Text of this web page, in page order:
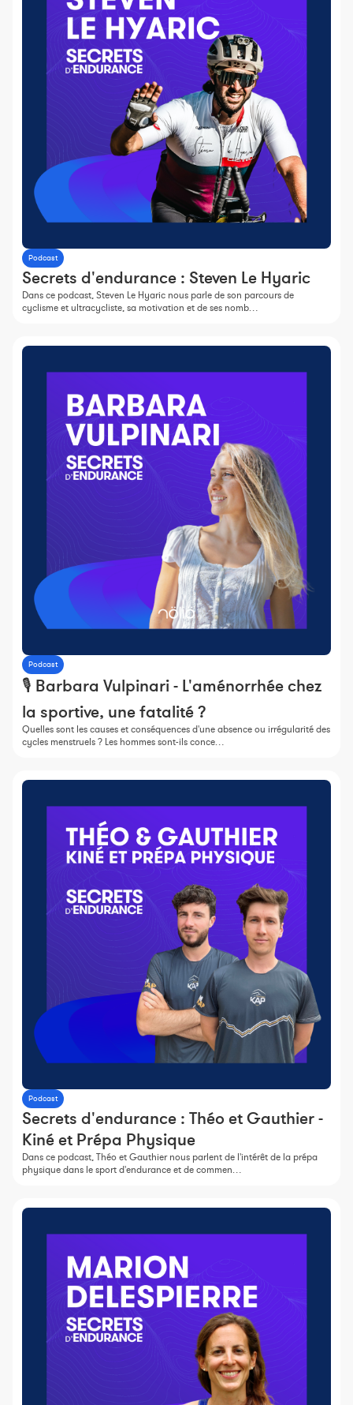
Podcast
Secrets d'endurance : Steven Le Hyaric
Dans ce podcast, Steven Le Hyaric nous parle de son parcours de
cyclisme et ultracycliste, sa motivation et de ses nomb…
Podcast
🎙️ Barbara Vulpinari - L'aménorrhée chez
la sportive, une fatalité ?
Quelles sont les causes et conséquences d'une absence ou irrégularité des
cycles menstruels ? Les hommes sont-ils conce…
Podcast
Secrets d'endurance : Théo et Gauthier -
Kiné et Prépa Physique
Dans ce podcast, Théo et Gauthier nous parlent de l'intérêt de la prépa
physique dans le sport d'endurance et de commen…